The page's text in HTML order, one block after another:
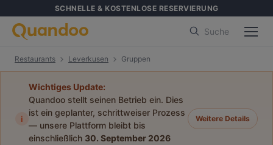
SCHNELLE & KOSTENLOSE RESERVIERUNG
Suche
Restaurants Leverkusen Gruppen
i
Wichtiges Update:
Quandoo stellt seinen Betrieb ein. Dies
ist ein geplanter, schrittweiser Prozess
— unsere Plattform bleibt bis
einschließlich 30. September 2026
Weitere Details